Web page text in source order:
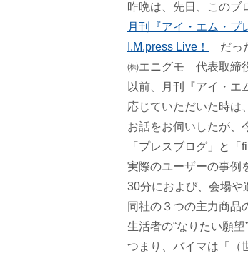
昨晩は、先日、このブ
月刊『アイ・エム・プ
I.M.press Live！
だっ
㈱エニグモ 代表取締
以前、月刊『アイ・エ
応じていただいた時は
お話をお伺いしたが、
「プレスブログ」と「
実際のユーザーの事例
30分におよび、会場や
同社の３つの主力商品
生活者の“なりたい願望
つまり、バイマは「（